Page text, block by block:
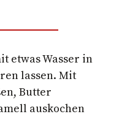
etwas Wasser in
lassen. Mit
Butter
auskochen